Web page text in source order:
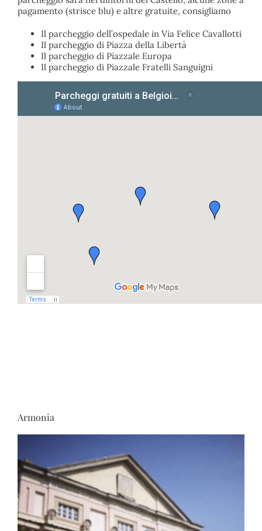
pagamento (strisce blu) e altre gratuite, consigliamo
Il parcheggio dell’ospedale in Via Felice Cavallotti
Il parcheggio di Piazza della Libertà
Il parcheggio di Piazzale Europa
Il parcheggio di Piazzale Fratelli Sanguigni
Armonia